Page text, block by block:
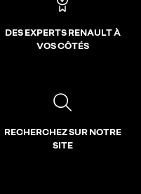
DES EXPERTS RENAULT À
VOS CÔTÉS
RECHERCHEZ SUR NOTRE
SITE